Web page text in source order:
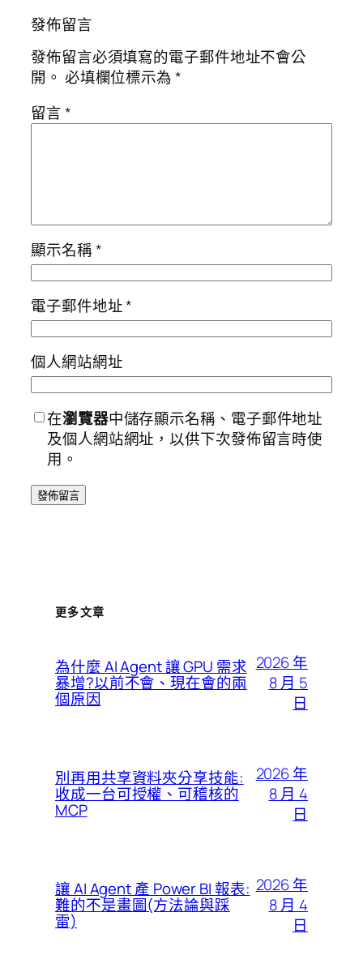
發佈留言
發佈留言必須填寫的電子郵件地址不會公
開。 必填欄位標示為*
留言*
顯示名稱*
電子郵件地址*
個人網站網址
在瀏覽器中儲存顯示名稱、電子郵件地址
及個人網站網址，以供下次發佈留言時使
用。
更多文章
為什麼 AI Agent 讓 GPU 需求
暴增?以前不會、現在會的兩
個原因
2026 年
8 月 5
日
別再用共享資料夾分享技能:
收成一台可授權、可稽核的
MCP
2026 年
8 月 4
日
讓 AI Agent 產 Power BI 報表:
難的不是畫圖(方法論與踩
雷)
2026 年
8 月 4
日